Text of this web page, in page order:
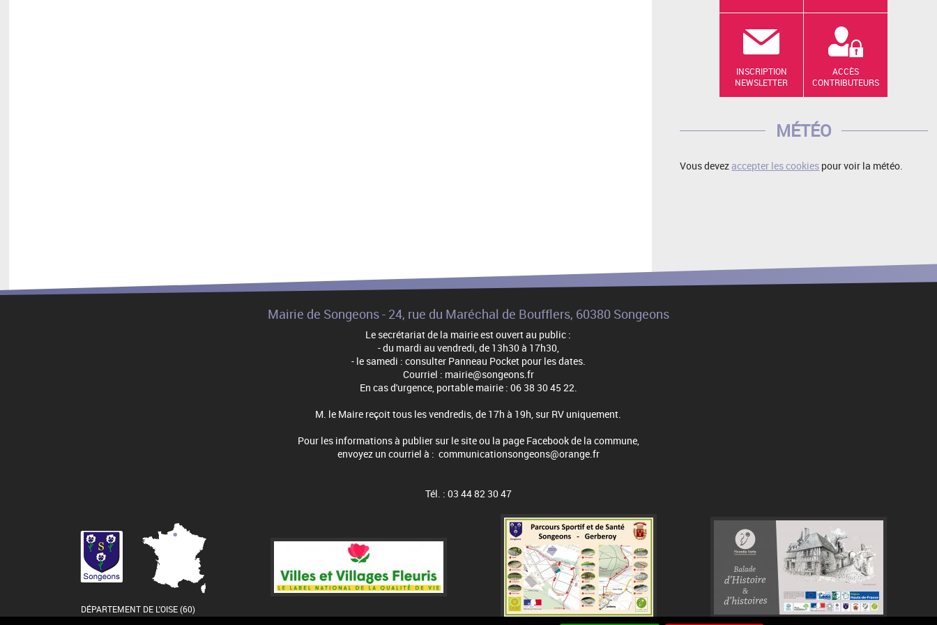
INSCRIPTION
NEWSLETTER
ACCÈS
CONTRIBUTEURS
MÉTÉO
Vous devez accepter les cookies pour voir la météo.
Mairie de Songeons - 24, rue du Maréchal de Boufflers, 60380 Songeons
Le secrétariat de la mairie est ouvert au public :
- du mardi au vendredi, de 13h30 à 17h30,
- le samedi : consulter Panneau Pocket pour les dates.
Courriel : mairie@songeons.fr
En cas d'urgence, portable mairie : 06 38 30 45 22.
M. le Maire reçoit tous les vendredis, de 17h à 19h, sur RV uniquement.
Pour les informations à publier sur le site ou la page Facebook de la commune,
envoyez un courriel à : communicationsongeons@orange.fr
Tél. : 03 44 82 30 47
DÉPARTEMENT DE L'OISE (60)